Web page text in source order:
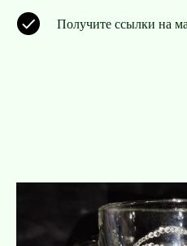
Получите ссылки на